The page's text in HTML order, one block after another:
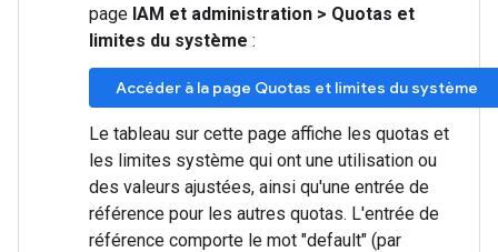
page IAM et administration > Quotas et
limites du système :
Accéder à la page Quotas et limites du système
Le tableau sur cette page affiche les quotas et
les limites système qui ont une utilisation ou
des valeurs ajustées, ainsi qu'une entrée de
référence pour les autres quotas. L'entrée de
référence comporte le mot "default" (par